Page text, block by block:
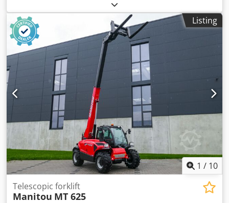
・Maximale seitliche Reichweite: 3.40 m ・Ausbrechkraft
mit Schaufel: 3427 daN ・Kippwinkel 12 ° ・Schüttwinkel
117 ° ・Wenderadius (über Räder) 3.31 m ・Eigengewicht
(mit Gabel) 4800 kg ・Bereifung: Pneumatisch ・Heben 8 s
Dcodpfxjztgl Dj Apmek ・Senken 5.40 s ・Teleskop
ausfahren 5.60 s ・Teleskop Einfahren 4.30 s ・Ankippen
3.50 s ・Auskippen 3.60 s ・Anzahl der Zylinder /
Tragfähigkeit der Zylinder 4 - 3331 cm³ ・Nennleistung
Verbrennungsmotor - Leistung (kW) 75 Hp / 55.40 kW ・
Max. Drehmoment / Motordrehzahl 265 Nm @ 1400 rpm ・
Zugkraft 3550 daN ・Anzahl der Gänge (vorwärts /
rückwärts) 2 / 2 ・Max. travel speed 24.90 km/h ・
Parkbremse Automatische negative Parkbremse ・
Festellbremse Ölbad Lamellenbremsen an den
Vorderachsen ・Pumpenart Zahnradpumpe ・
Hydraulikdruck 235 bar ・Motoröl 11.20 l ・Hydrauliköl 115
l ・Fassungsvermögen des Kraftstofftanks 63 l ・
Geräuschpegel im Fahrerstand (LpA) 76 dB ・
Umgebungsgeräusch (LwA) 104 dB ・
Listing
1 / 10
Telescopic forklift
Manitou MT 625